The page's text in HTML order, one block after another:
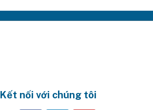
Kết nối với chúng tôi